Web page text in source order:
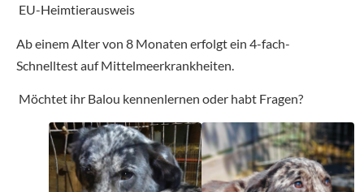
EU-Heimtierausweis
Ab einem Alter von 8 Monaten erfolgt ein 4-fach-
Schnelltest auf Mittelmeerkrankheiten.
Möchtet ihr Balou kennenlernen oder habt Fragen?